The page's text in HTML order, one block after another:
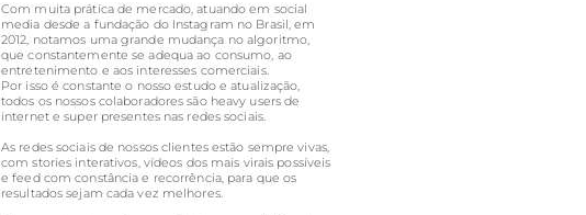
Com muita prática de mercado, atuando em social
media desde a fundação do Instagram no Brasil, em
2012, notamos uma grande mudança no algoritmo,
que constantemente se adequa ao consumo, ao
entretenimento e aos interesses comerciais.
Por isso é constante o nosso estudo e atualização,
todos os nossos colaboradores são heavy users de
internet e super presentes nas redes sociais.
As redes sociais de nossos clientes estão sempre vivas,
com stories interativos, vídeos dos mais virais possíveis
e feed com constância e recorrência, para que os
resultados sejam cada vez melhores.